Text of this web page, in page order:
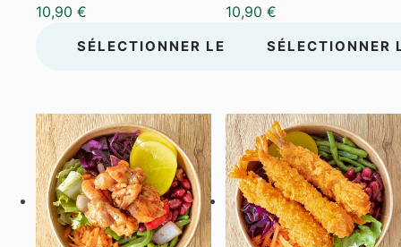
10,90 €
SÉLECTIONNER LES OPTIONS
10,90€
SÉLECTIONNER